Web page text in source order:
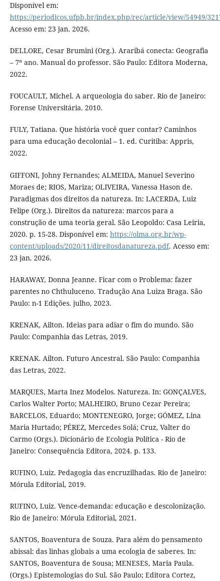
Disponível em:
https://periodicos.ufpb.br/index.php/rec/article/view/54949/
Acesso em: 23 jan. 2026.
DELLORE, Cesar Brumini (Org.). Araribá conecta: Geografia
– 7º ano. Manual do professor. São Paulo: Editora Moderna,
2022.
FOUCAULT, Michel. A arqueologia do saber. Rio de Janeiro:
Forense Universitária. 2010.
FULY, Tatiana. Que história você quer contar? Caminhos
para uma educação decolonial – 1. ed. Curitiba: Appris,
2022.
GIFFONI, Johny Fernandes; ALMEIDA, Manuel Severino
Moraes de; RIOS, Mariza; OLIVEIRA, Vanessa Hason de.
Paradigmas dos direitos da natureza. In: LACERDA, Luiz
Felipe (Org.). Direitos da natureza: marcos para a
construção de uma teoria geral. São Leopoldo: Casa Leiria,
2020. p. 15-28. Disponível em: https://olma.org.br/wp-
content/uploads/2020/11/direitosdanatureza.pdf. Acesso em:
23 jan. 2026.
HARAWAY, Donna Jeanne. Ficar com o Problema: fazer
parentes no Chthuluceno. Tradução Ana Luiza Braga. São
Paulo: n-1 Edições. julho, 2023.
KRENAK, Ailton. Ideias para adiar o fim do mundo. São
Paulo: Companhia das Letras, 2019.
KRENAK. Ailton. Futuro Ancestral. São Paulo: Companhia
das Letras, 2022.
MARQUES, Marta Inez Modelos. Natureza. In: GONÇALVES,
Carlos Walter Porto; MALHEIRO, Bruno Cezar Pereira;
BARCELOS, Eduardo; MONTENEGRO, Jorge; GÓMEZ, Lina
Maria Hurtado; PÉREZ, Mercedes Solá; Cruz, Valter do
Carmo (Orgs.). Dicionário de Ecologia Política - Rio de
Janeiro: Consequência Editora, 2024. p. 133.
RUFINO, Luiz. Pedagogia das encruzilhadas. Rio de Janeiro:
Mórula Editorial, 2019.
RUFINO, Luiz. Vence-demanda: educação e descolonização.
Rio de Janeiro: Mórula Editorial, 2021.
SANTOS, Boaventura de Souza. Para além do pensamento
abissal: das linhas globais a uma ecologia de saberes. In:
SANTOS, Boaventura de Sousa; MENESES, Maria Paula.
(Orgs.) Epistemologias do Sul. São Paulo; Editora Cortez,